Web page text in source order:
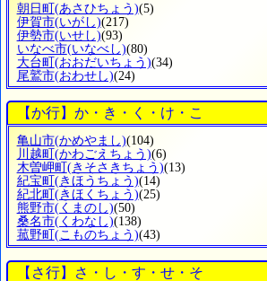
朝日町(あさひちょう)(5)
伊賀市(いがし)(217)
伊勢市(いせし)(93)
いなべ市(いなべし)(80)
大台町(おおだいちょう)(34)
尾鷲市(おわせし)(24)
【か行】か・き・く・け・こ
亀山市(かめやまし)(104)
川越町 (かわごえちょう)(6)
木曽岬町 (きそさきちょう)(13)
紀宝町 (きほうちょう)(14)
紀北町 (きほくちょう)(25)
熊野市(くまのし)(50)
桑名市(くわなし)(138)
菰野町 (こものちょう)(43)
【さ行】さ・し・す・せ・そ